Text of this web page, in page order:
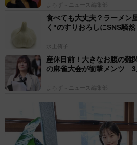
よろず～ニュース編集部
食べても大丈夫？ラーメン
く"のすりおろしにSNS騒然
水上侑子
産休目前！大きなお腹の
の麻雀大会が衝撃メンツ 3
よろず～ニュース編集部